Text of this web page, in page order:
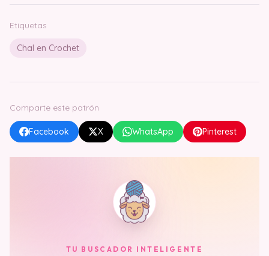
Etiquetas
Chal en Crochet
Comparte este patrón
Facebook X WhatsApp Pinterest
TU BUSCADOR INTELIGENTE